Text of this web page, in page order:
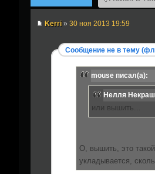
Kerri » 30 ноя 2013 19:59
Сообщение не в тему
mouse писал(а):
Нелля
или вышить...
О, вышить, это
укладывается,